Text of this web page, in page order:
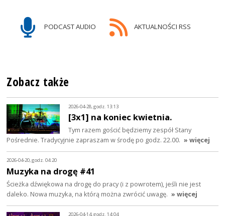
PODCAST AUDIO AKTUALNOŚCI RSS
Zobacz także
2026-04-28, godz. 13:13
[3x1] na koniec kwietnia.
Tym razem gościć będziemy zespół Stany
Pośrednie. Tradycyjnie zapraszam w środę po godz. 22.00. » więcej
2026-04-20, godz. 04:20
Muzyka na drogę #41
Ścieżka dźwiękowa na drogę do pracy (i z powrotem), jeśli nie jest
daleko. Nowa muzyka, na którą można zwrócić uwagę. » więcej
2026-04-14, godz. 14:04